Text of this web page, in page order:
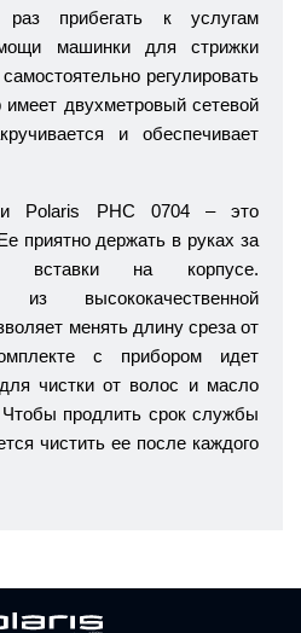
раз прибегать к услугам
машинки для стрижки
регулировать
двухметровый сетевой
и обеспечивает
Polaris PHC 0704 – это
приятно держать в руках за
вставки на корпусе.
высококачественной
менять длину среза от
с прибором идет
чистки от волос и масло
продлить срок службы
чистить ее после каждого